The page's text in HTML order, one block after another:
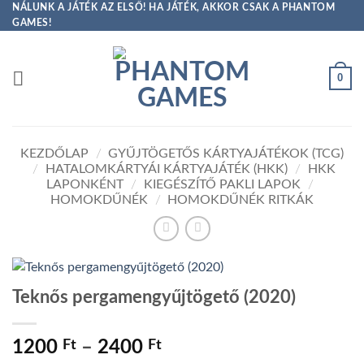
Skip
to
NÁLUNK A JÁTÉK AZ ELSŐ! HA JÁTÉK, AKKOR CSAK A PHANTOM
GAMES!
0
KEZDŐLAP / GYŰJTÖGETŐS KÁRTYAJÁTÉKOK (TCG)
/
HATALOMKÁRTYÁI KÁRTYAJÁTÉK (HKK) /
HKK
LAPONKÉNT / KIEGÉSZÍTŐ PAKLI LAPOK
/
HOMOKDŰNÉK
/ HOMOKDŰNÉK RITKÁK
Teknős pergamengyűjtögető (2020)
1200 Ft – 2400 FtÁrtartomány: